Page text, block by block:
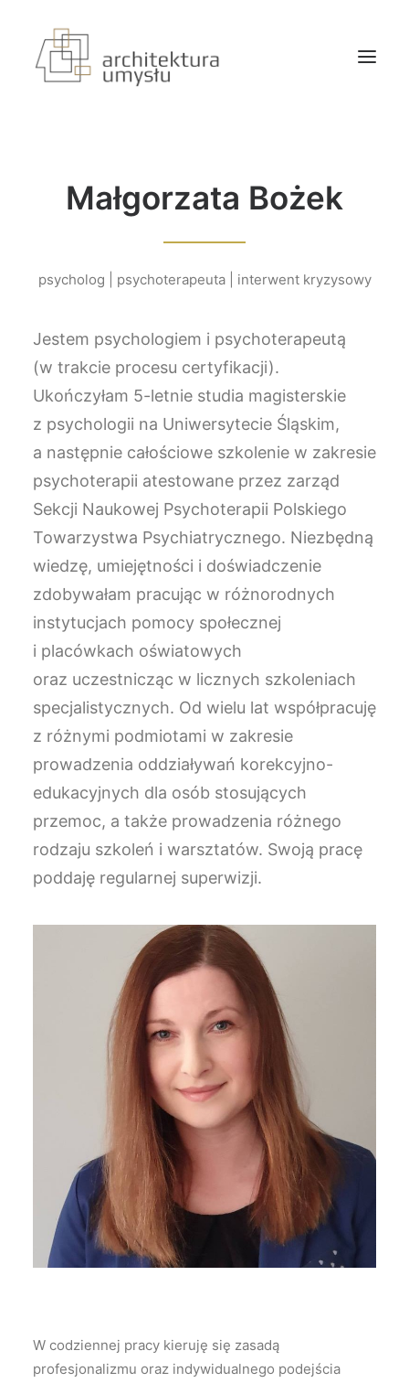
ofertaMałgorzata Bożek
psycholog | psychoterapeuta | interwent kryzysowy
Jestem psychologiem i psychoterapeutą
(w trakcie procesu certyfikacji).
Ukończyłam 5-letnie studia magisterskie
z psychologii na Uniwersytecie Śląskim,
a następnie całościowe szkolenie w zakresie
psychoterapii atestowane przez zarząd
Sekcji Naukowej Psychoterapii Polskiego
Towarzystwa Psychiatrycznego. Niezbędną
wiedzę, umiejętności i doświadczenie
zdobywałam pracując w różnorodnych
instytucjach pomocy społecznej
i placówkach oświatowych
oraz uczestnicząc w licznych szkoleniach
specjalistycznych. Od wielu lat współpracuję
z różnymi podmiotami w zakresie
prowadzenia oddziaływań korekcyjno-
edukacyjnych dla osób stosujących
przemoc, a także prowadzenia różnego
rodzaju szkoleń i warsztatów. Swoją pracę
poddaję regularnej superwizji.
W codziennej pracy kieruję się zasadą
profesjonalizmu oraz indywidualnego podejścia